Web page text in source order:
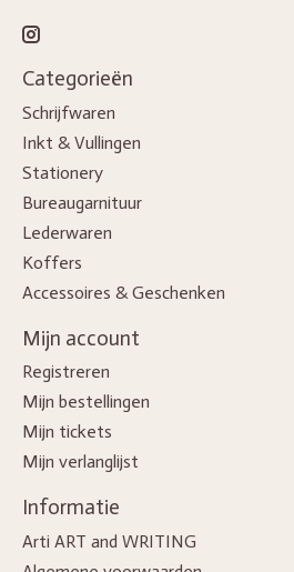
Categorieën
Schrijfwaren
Inkt & Vullingen
Stationery
Bureaugarnituur
Lederwaren
Koffers
Accessoires & Geschenken
Mijn account
Registreren
Mijn bestellingen
Mijn tickets
Mijn verlanglijst
Informatie
Arti ART and WRITING